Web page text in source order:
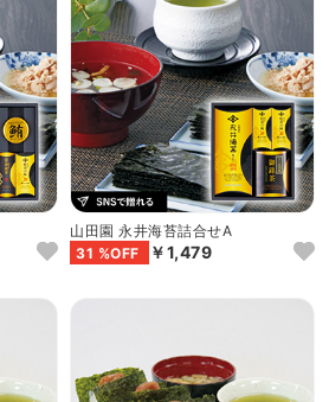
山田園 永井海苔詰合せA
31 %OFF
￥1,479